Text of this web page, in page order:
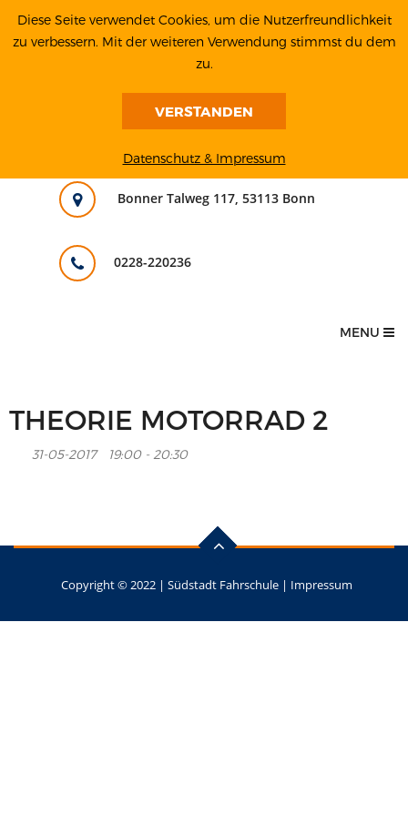
Bonner Talweg 117, 53113 Bonn
0228-220236
MENU
THEORIE MOTORRAD 2
31-05-2017 19:00 - 20:30
Copyright © 2022 | Südstadt Fahrschule | Impressum
Diese Seite verwendet Cookies, um die Nutzerfreundlichkeit
zu verbessern. Mit der weiteren Verwendung stimmst du dem
zu.
VERSTANDEN
Datenschutz & Impressum